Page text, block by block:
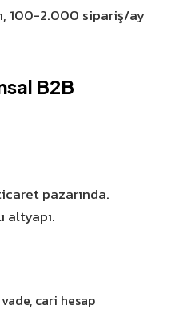
100-2.000 sipariş/ay
B2B
pazarında.
altyapı.
cari hesap